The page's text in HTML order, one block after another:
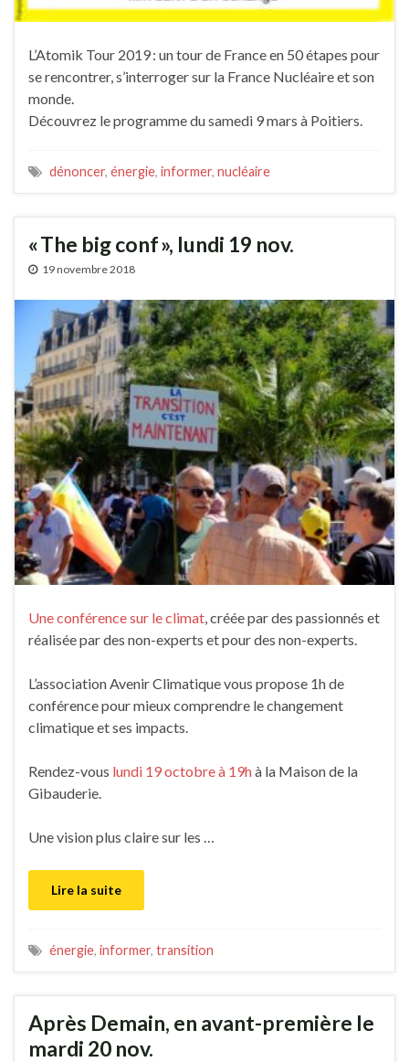
L’Atomik Tour 2019 : un tour de France en 50 étapes pour
se rencontrer, s’interroger sur la France Nucléaire et son
monde.
Découvrez le programme du samedi 9 mars à Poitiers.
dénoncer, énergie, informer, nucléaire
« The big conf », lundi 19 nov.
19 novembre 2018
Une conférence sur le climat , créée par des passionnés et
réalisée par des non-experts et pour des non-experts.
L’association Avenir Climatique vous propose 1h de
conférence pour mieux comprendre le changement
climatique et ses impacts.
Rendez-vous lundi 19 octobre à 19hà la Maison de la
Gibauderie.
Une vision plus claire sur les …
Lire la suite
énergie, informer, transition
Après Demain, en avant-première le
mardi 20 nov.